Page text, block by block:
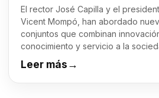
El rector José Capilla y el
Vicent Mompó, han abordado
conjuntos que combinan
conocimiento y servicio a la
Leer más→